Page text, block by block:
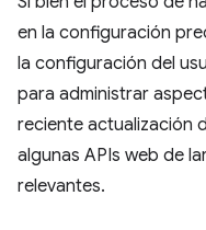
en la configuración
la configuración del
para administrar
reciente actualización
algunas APIs web de
relevantes.